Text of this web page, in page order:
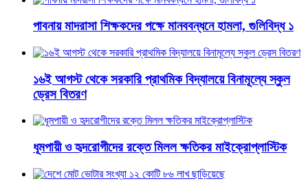
পাবনায় মাদরাসা শিক্ষকদের পক্ষে মানববন্ধনে হামলা, গুলিবিদ্ধ ১
১৬ই আগস্ট থেকে সরকারি প্রাথমিক বিদ্যালয়ে বিনামূল্যে স্কুল
ড্রেস বিতরণ
ধূমপায়ী ও হৃদরোগীদের রক্তে মিলল ক্ষতিকর মাইক্রোপ্লাস্টিক